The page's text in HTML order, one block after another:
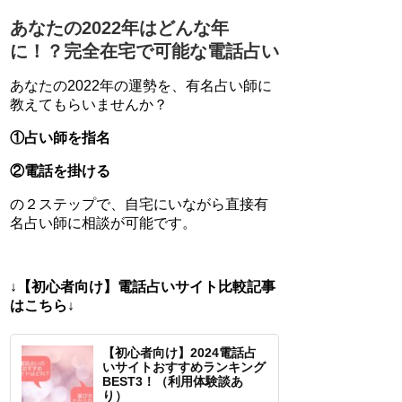
あなたの2022年はどんな年
に！？完全在宅で可能な電話占い
あなたの2022年の運勢を、有名占い師に
教えてもらいませんか？
①占い師を指名
②電話を掛ける
の２ステップで、自宅にいながら直接有
名占い師に相談が可能です。
↓【初心者向け】電話占いサイト比較記事
はこちら↓
【初心者向け】2024電話占
いサイトおすすめランキング
BEST3！（利用体験談あ
り）